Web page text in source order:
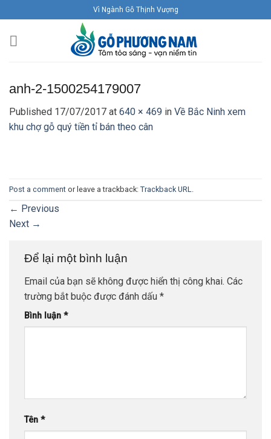
to
content
Vì Ngành Gỗ Thịnh Vượng
anh-2-1500254179007
Published 17/07/2017 at 640 × 469 in Về Bắc Ninh xem
khu chợ gỗ quý tiền tỉ bán theo cân
Post a comment or leave a trackback: Trackback URL
← Previous
Next →
Để lại một bình luận
Email của bạn sẽ không được hiển thị công khai. Các
trường bắt buộc được đánh dấu *
Bình luận *
Tên *